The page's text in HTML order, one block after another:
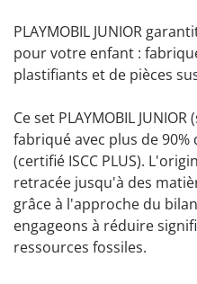
PLAYMOBIL JUNIOR
pour votre enfant :
plastifiants et de pièces
Ce set PLAYMOBIL
fabriqué avec plus de
(certifié ISCC PLUS).
retracée jusqu'à des
grâce à l'approche du
engageons à réduire
ressources fossiles.